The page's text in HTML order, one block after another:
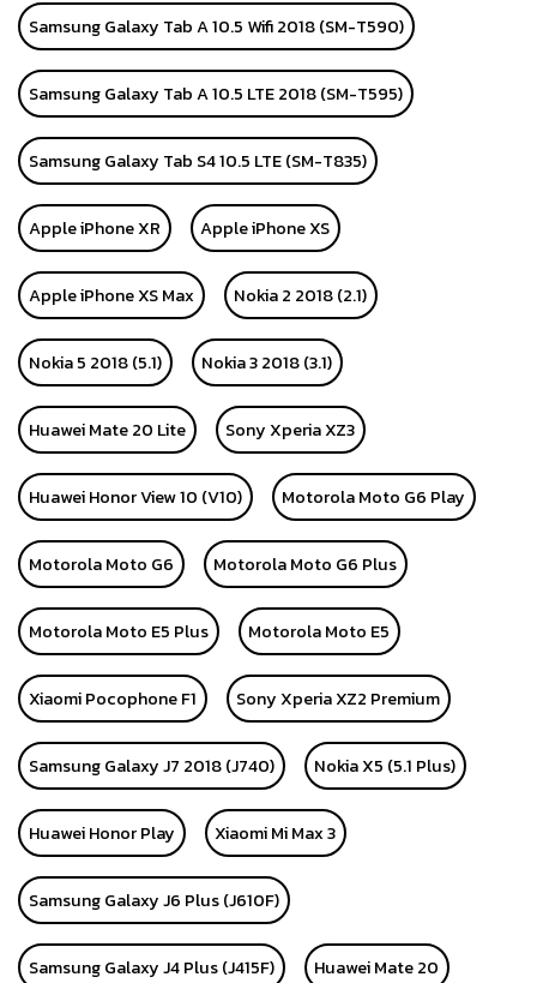
Samsung Galaxy Tab A 10.5 Wifi 2018 (SM-T590)
Samsung Galaxy Tab A 10.5 LTE 2018 (SM-T595)
Samsung Galaxy Tab S4 10.5 LTE (SM-T835)
Apple iPhone XR Apple iPhone XS
Apple iPhone XS Max Nokia 2 2018 (2.1)
Nokia 5 2018 (5.1) Nokia 3 2018 (3.1)
Huawei Mate 20 Lite Sony Xperia XZ3
Huawei Honor View 10 (V10) Motorola Moto G6 Play
Motorola Moto G6 Motorola Moto G6 Plus
Motorola Moto E5 Plus Motorola Moto E5
Xiaomi Pocophone F1 Sony Xperia XZ2 Premium
Samsung Galaxy J7 2018 (J740) Nokia X5 (5.1 Plus)
Huawei Honor Play Xiaomi Mi Max 3
Samsung Galaxy J6 Plus (J610F)
Samsung Galaxy J4 Plus (J415F) Huawei Mate 20